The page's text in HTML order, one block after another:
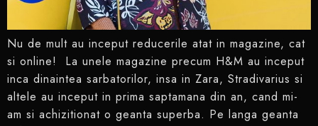
Nu de mult au inceput reducerile atat in magazine, cat
si online! La unele magazine precum H&M au inceput
inca dinaintea sarbatorilor, insa in Zara, Stradivarius si
altele au inceput in prima saptamana din an, cand mi-
am si achizitionat o geanta superba. Pe langa geanta